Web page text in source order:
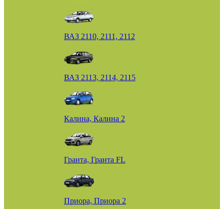
ВАЗ 2110, 2111, 2112
ВАЗ 2113, 2114, 2115
Калина, Калина 2
Гранта, Гранта FL
Приора, Приора 2